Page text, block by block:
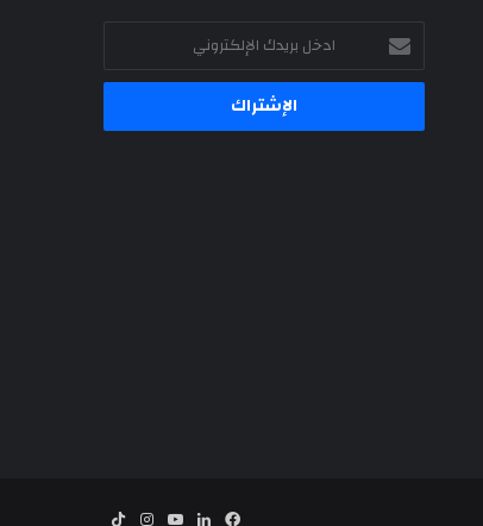
ادخل
بريدك
الإلكتروني
فيسبوكلينكدإن‫YouTubeانستقرام